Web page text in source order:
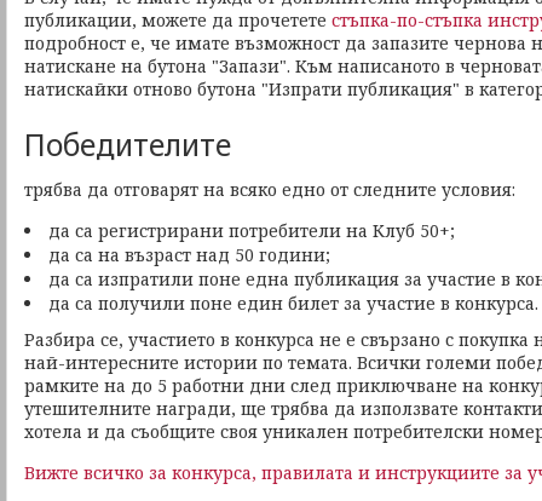
публикации, можете да прочетете стъпка-по-стъпка
подробност е, че имате възможност да запазите чернова
натискане на бутона "Запази". Към написаното в
натискайки отново бутона "Изпрати публикация" в
Победителите
трябва да отговарят на всяко едно от следните условия:
да са регистрирани потребители на Клуб 50+;
да са на възраст над 50 години;
да са изпратили поне една публикация за участие в
да са получили поне един билет за участие в конкурса.
Разбира се, участието в конкурса не е свързано с
най-интересните истории по темата. Всички големи
рамките на до 5 работни дни след приключване на
утешителните награди, ще трябва да използвате
хотела и да съобщите своя уникален потребителски
Вижте всичко за конкурса, правилата и инструкциите за